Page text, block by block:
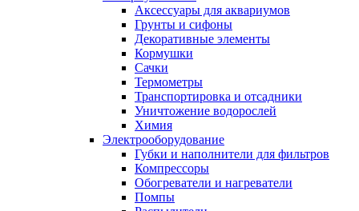
Аксессуары для аквариумов
Грунты и сифоны
Декоративные элементы
Кормушки
Сачки
Термометры
Транспортировка и отсадники
Уничтожение водорослей
Химия
Электрооборудование
Губки и наполнители для фильтров
Компрессоры
Обогреватели и нагреватели
Помпы